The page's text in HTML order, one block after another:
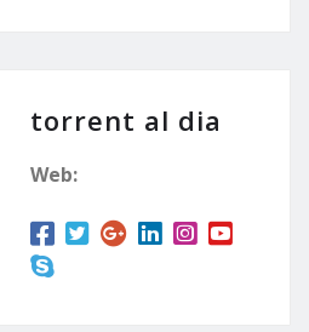
torrent al dia
Web: